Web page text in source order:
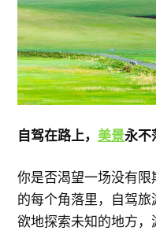
自驾在路上， 美景永不
你是否渴望一场没有
的每个角落里，自驾
欲地探索未知的地方